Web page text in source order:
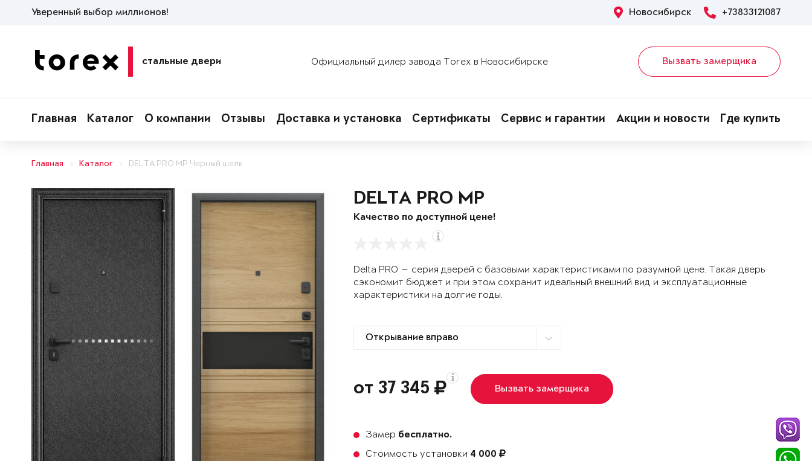
Уверенный выбор миллионов! Новосибирск +73833121087
стальные двери Официальный дилер завода Torex в Новосибирске Вызвать замерщика
Главная Каталог О компании Отзывы Доставка и установка Сертификаты Сервис и гарантии Акции и новости Где купить
Главная Каталог DELTA PRO MP Черный шелк
DELTA PRO MP
Качество по доступной цене!
Delta PRO — серия дверей с базовыми характеристиками по разумной цене. Такая дверь
сэкономит бюджет и при этом сохранит идеальный внешний вид и эксплуатационные
характеристики на долгие годы.
от 37 345 Вызвать замерщика
Замер бесплатно.
Стоимость установки 4 000